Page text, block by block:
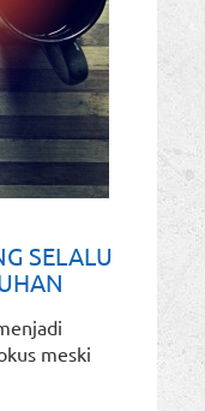
SELALU
meski